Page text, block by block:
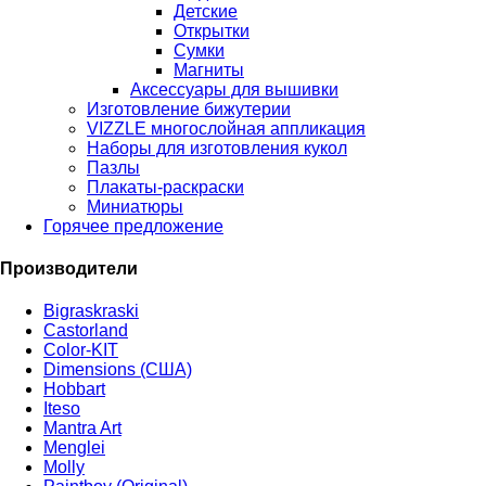
Детские
Открытки
Сумки
Магниты
Аксессуары для вышивки
Изготовление бижутерии
VIZZLE многослойная аппликация
Наборы для изготовления кукол
Пазлы
Плакаты-раскраски
Миниатюры
Горячее предложение
Производители
Bigraskraski
Castorland
Color-KIT
Dimensions (США)
Hobbart
Iteso
Mantra Art
Menglei
Molly